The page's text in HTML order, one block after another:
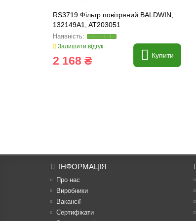
RS3719 Фільтр повітряний BALDWIN,
132149A1, AT203051
Залишити відгук
2 168 ₴ Купити
ІНФОРМАЦІЯ
Про нас
Виробники
Вакансії
Сертифікати